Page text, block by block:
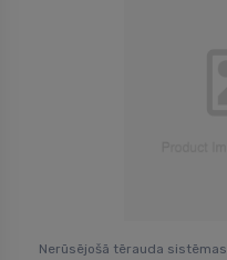
Nerūsējošā tērauda sistēmas